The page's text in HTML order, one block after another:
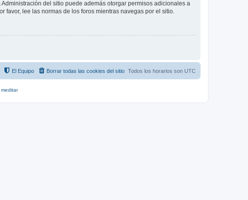
del sitio puede además otorgar permisos adicionales a
lee las normas de los foros mientras navegas por el sitio.
Todos los horarios son UTC
Borrar todas las cookies del sitio
El Equipo